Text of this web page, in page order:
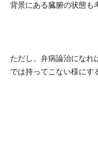
背景にある臓腑の状態も
ただし、弁病論治になれ
では持ってこない様にす